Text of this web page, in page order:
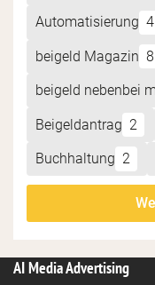
Automatisierung 4
beigeld Magazin 8
beigeld nebenbei
Beigeldantrag 2
Buchhaltung 2
AI Media Advertising